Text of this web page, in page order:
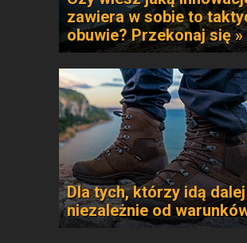
zawiera w sobie to
obuwie? Przekonaj się »
Dla tych, którzy idą
niezależnie od